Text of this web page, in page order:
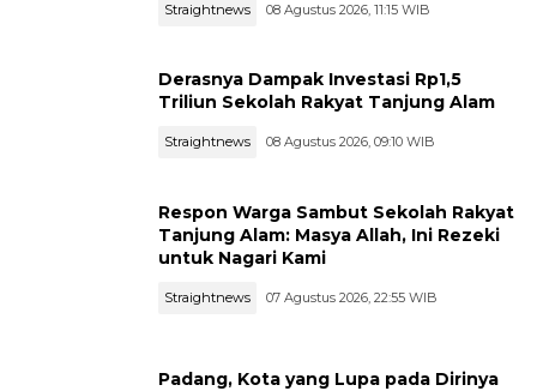
Straightnews 08 Agustus 2026, 11:15 WIB
Derasnya Dampak Investasi Rp1,5
Triliun Sekolah Rakyat Tanjung Alam
Straightnews 08 Agustus 2026, 09:10 WIB
Respon Warga Sambut Sekolah Rakyat
Tanjung Alam: Masya Allah, Ini Rezeki
untuk Nagari Kami
Straightnews 07 Agustus 2026, 22:55 WIB
Padang, Kota yang Lupa pada Dirinya